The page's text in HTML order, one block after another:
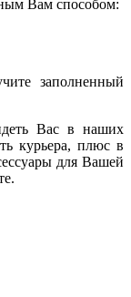
Вам способом:
заполненный
Вас в наших
курьера, плюс в
для Вашей